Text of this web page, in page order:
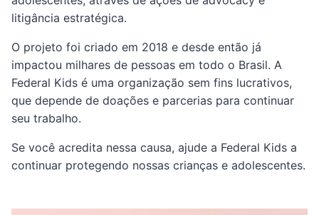
litigância estratégica.
O projeto foi criado em 2018 e desde então já
impactou milhares de pessoas em todo o Brasil. A
Federal Kids é uma organização sem fins lucrativos,
que depende de doações e parcerias para continuar
seu trabalho.
Se você acredita nessa causa, ajude a Federal Kids a
continuar protegendo nossas crianças e adolescentes.